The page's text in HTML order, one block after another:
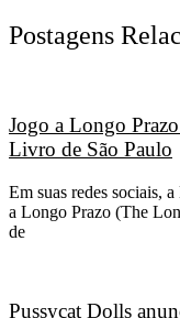
Postagens
Jogo a Longo
Livro de São Paulo
Em suas redes sociais,
a Longo Prazo (The
de
Pussycat Dolls